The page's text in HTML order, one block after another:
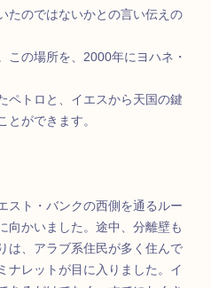
たのではないかとの言い伝えの
の場所を、2000年にヨハネ・
トロと、イエスから天国の鍵
とができます。
ト・バンクの西側を通るルー
向かいました。途中、分離壁も
は、アラブ系住民が多く住んで
ナレットが目に入りました。イ